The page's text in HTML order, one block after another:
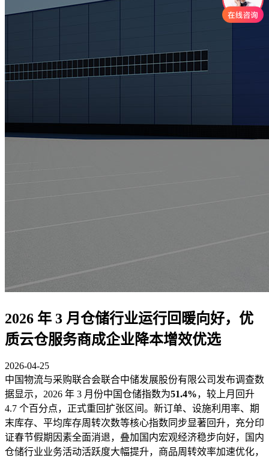
2026 年 3 月仓储行业运行回暖向好，优
质云仓服务商成企业降本增效优选
2026-04-25
中国物流与采购联合会联合中储发展股份有限公司发布调查数
据显示，2026 年 3 月份中国仓储指数为51.4%，较上月回升
4.7 个百分点，正式重回扩张区间。新订单、设施利用率、期
末库存、平均库存周转次数等核心指数同步显著回升，充分印
证春节假期因素全面消退，叠加国内宏观经济稳步向好，国内
仓储行业业务活动活跃度大幅提升，商品周转效率加速优化，